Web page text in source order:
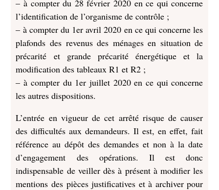
– à compter du 28 février 2020 en ce qui concerne
l’identification de l’organisme de contrôle ;
– à compter du 1er avril 2020 en ce qui concerne les
plafonds des revenus des ménages en situation de
précarité et grande précarité énergétique et la
modification des tableaux R1 et R2 ;
– à compter du 1er juillet 2020 en ce qui concerne
les autres dispositions.
L’entrée en vigueur de cet arrêté risque de causer
des difficultés aux demandeurs. Il est, en effet, fait
référence au dépôt des demandes et non à la date
d’engagement des opérations. Il est donc
indispensable de veiller dès à présent à modifier les
mentions des pièces justificatives et à archiver pour